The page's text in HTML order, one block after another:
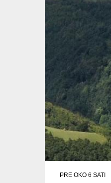
PRE OKO 6 SATI